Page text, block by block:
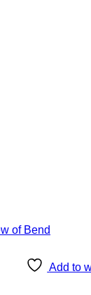
Add to